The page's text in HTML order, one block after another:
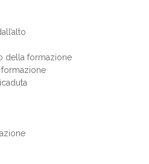
della formazione